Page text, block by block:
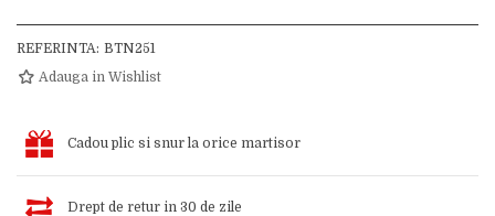
REFERINTA: BTN251
Adauga in Wishlist
Cadou plic si snur la orice martisor
Drept de retur in 30 de zile